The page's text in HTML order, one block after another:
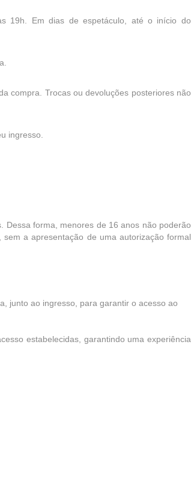
19h. Em dias de espetáculo, até o início do
compra. Trocas ou devoluções posteriores não
ingresso.
Dessa forma, menores de 16 anos não poderão
a apresentação de uma autorização formal
junto ao ingresso, para garantir o acesso ao
estabelecidas, garantindo uma experiência